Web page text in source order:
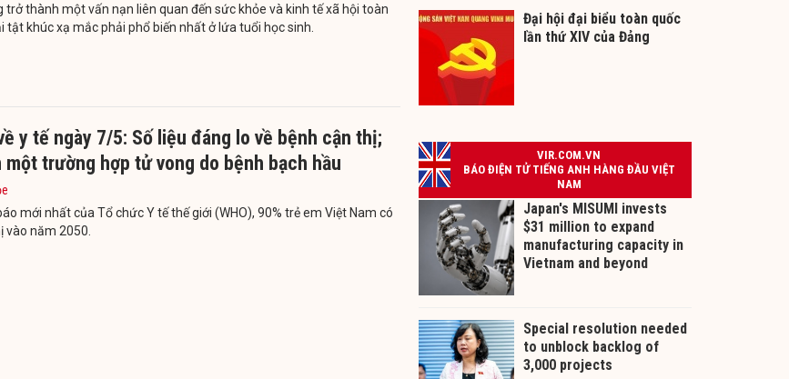
trở thành một vấn nạn liên quan đến sức khỏe và kinh tế xã hội toàn
tật khúc xạ mắc phải phổ biến nhất ở lứa tuổi học sinh.
y tế ngày 7/5: Số liệu đáng lo về bệnh cận thị;
một trường hợp tử vong do bệnh bạch hầu
mới nhất của Tổ chức Y tế thế giới (WHO), 90% trẻ em Việt Nam có
vào năm 2050.
Đại hội đại biểu toàn quốc
lần thứ XIV của Đảng